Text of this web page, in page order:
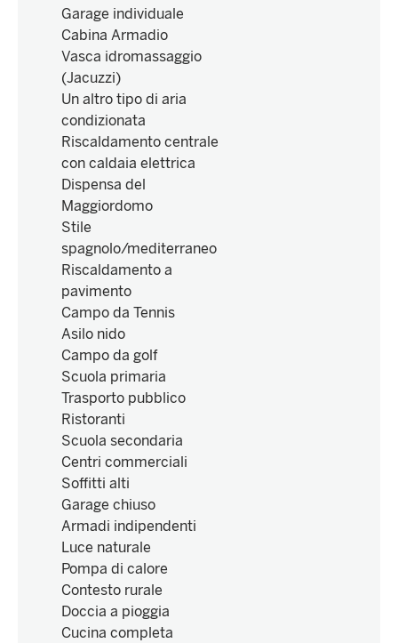
Garage individuale
Cabina Armadio
Vasca idromassaggio
(Jacuzzi)
Un altro tipo di aria
condizionata
Riscaldamento centrale
con caldaia elettrica
Dispensa del
Maggiordomo
Stile
spagnolo/mediterraneo
Riscaldamento a
pavimento
Campo da Tennis
Asilo nido
Campo da golf
Scuola primaria
Trasporto pubblico
Ristoranti
Scuola secondaria
Centri commerciali
Soffitti alti
Garage chiuso
Armadi indipendenti
Luce naturale
Pompa di calore
Contesto rurale
Doccia a pioggia
Cucina completa